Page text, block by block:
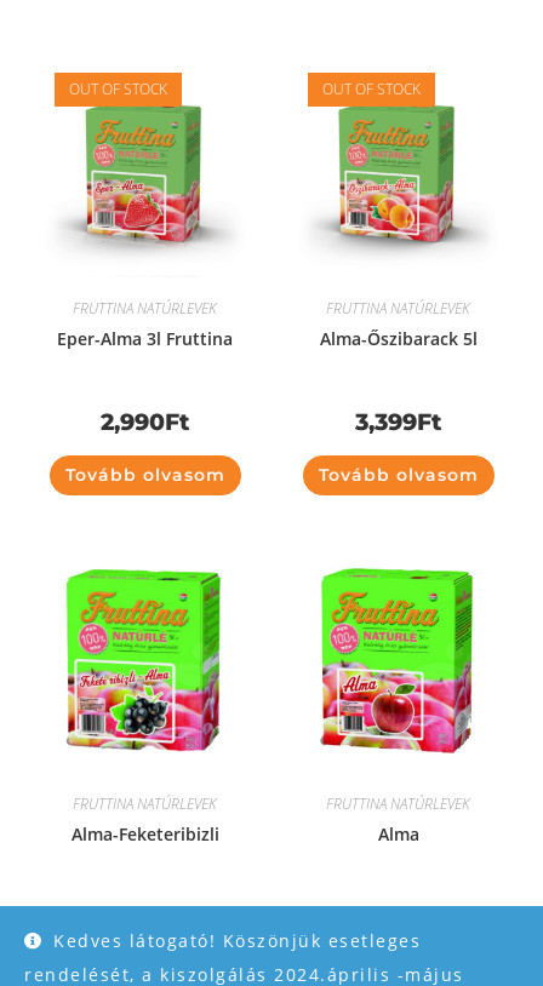
OUT OF STOCK
FRUTTINA NATÚRLEVEK
Eper-Alma 3l Fruttina
2,990Ft
Tovább olvasom
OUT OF STOCK
FRUTTINA NATÚRLEVEK
Alma-Őszibarack 5l
3,399Ft
Tovább olvasom
FRUTTINA NATÚRLEVEK
Alma-Feketeribizli
Opciók választása
FRUTTINA NATÚRLEVEK
Alma
Opciók választása
Kedves látogató! Köszönjük esetleges
rendelését, a kiszolgálás 2024.április -május